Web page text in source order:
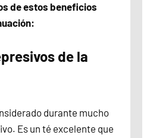
de estos beneficios
de la
durante mucho
Es un té excelente que